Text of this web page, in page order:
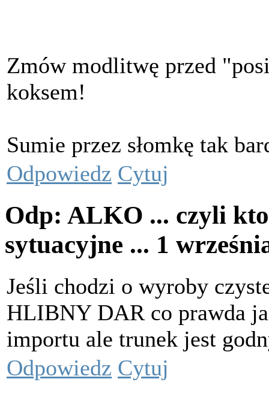
Zmów modlitwę przed
koksem!
Sumie przez słomkę tak
Odpowiedz Cytuj
Odp: ALKO ... czyli
sytuacyjne ... 1
Jeśli chodzi o wyroby
HLIBNY DAR co prawda
importu ale trunek jest
Odpowiedz Cytuj